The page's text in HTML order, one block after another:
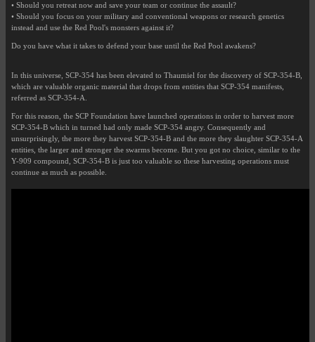
• Should you retreat now and save your team or continue the assault?
• Should you focus on your military and conventional weapons or research genetics
instead and use the Red Pool's monsters against it?
Do you have what it takes to defend your base until the Red Pool awakens?
In this universe, SCP-354 has been elevated to Thaumiel for the discovery of SCP-354-B,
which are valuable organic material that drops from entities that SCP-354 manifests,
referred as SCP-354-A.
For this reason, the SCP Foundation have launched operations in order to harvest more
SCP-354-B which in turned had only made SCP-354 angry. Consequently and
unsurprisingly, the more they harvest SCP-354-B and the more they slaughter SCP-354-A
entities, the larger and stronger the swarms become. But you got no choice, similar to the
Y-909 compound, SCP-354-B is just too valuable so these harvesting operations must
continue as much as possible.